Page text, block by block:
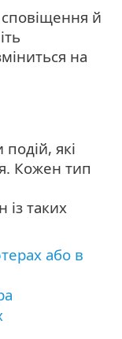
й
на
які
Кожен тип
із таких
або в